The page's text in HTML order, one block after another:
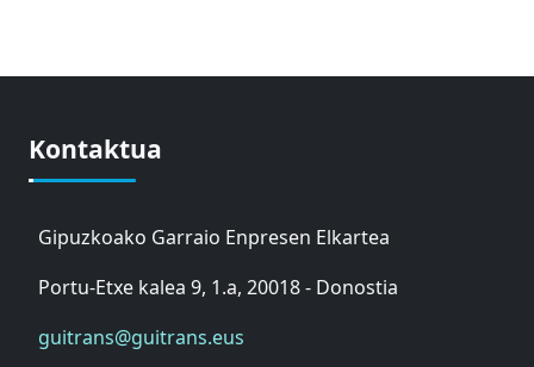
Kontaktua
Gipuzkoako Garraio Enpresen Elkartea
Portu-Etxe kalea 9, 1.a, 20018 - Donostia
guitrans@guitrans.eus